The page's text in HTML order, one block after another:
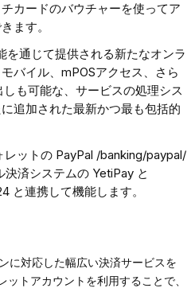
カードのバウチャーを使ってア
ます。
を通じて提供される新たなオンラ
バイル、mPOSアクセス、さら
も可能な、サービスの処理シス
追加された最新かつ最も包括的
レットの PayPal /banking/paypal/
決済システムの YetiPay と
と連携して機能します。
に対応した幅広い決済サービスを
トアカウントを利用することで、